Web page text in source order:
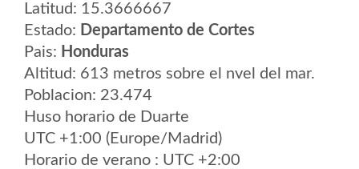
Latitud: 15.3666667
Estado: Departamento de Cortes
Pais: Honduras
Altitud: 613 metros sobre el nvel del mar.
Poblacion: 23.474
Huso horario de Duarte
UTC +1:00 (Europe/Madrid)
Horario de verano : UTC +2:00